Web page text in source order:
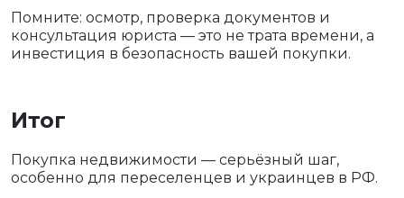
Помните: осмотр, проверка документов и
консультация юриста — это не трата времени, а
инвестиция в безопасность вашей покупки.
Итог
Покупка недвижимости — серьёзный шаг,
особенно для переселенцев и украинцев в РФ.